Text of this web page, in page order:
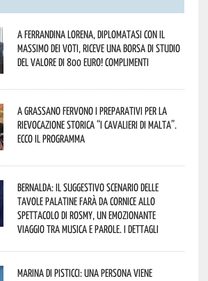
A Ferrandina Lorena, diplomatasi con il
massimo dei voti, riceve una borsa di studio
del valore di 800 euro! Complimenti
A Grassano fervono i preparativi per la
Rievocazione Storica “I CAVALIERI DI MALTA”.
Ecco il programma
Bernalda: il suggestivo scenario delle
Tavole Palatine farà da cornice allo
spettacolo di Rosmy, un emozionante
viaggio tra musica e parole. I dettagli
Marina di Pisticci: una persona viene